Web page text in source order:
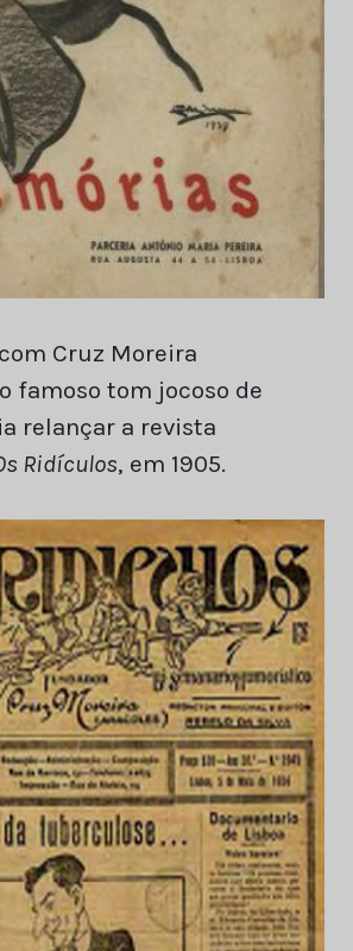
Cruz Moreira
famoso tom jocoso de
relançar a revista
Ridículos, em 1905.